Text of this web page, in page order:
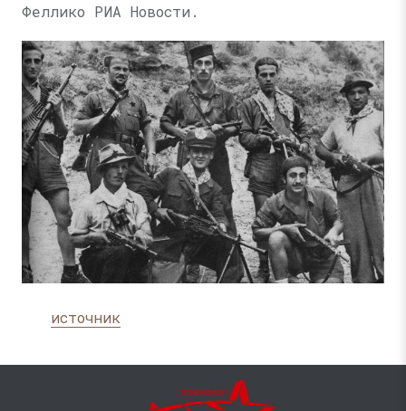
Феллико РИА Новости.
источник